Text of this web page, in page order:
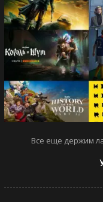
Все еще держим